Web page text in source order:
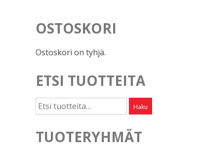
OSTOSKORI
Ostoskori on tyhjä.
ETSI TUOTTEITA
Etsi: Haku
TUOTERYHMÄT